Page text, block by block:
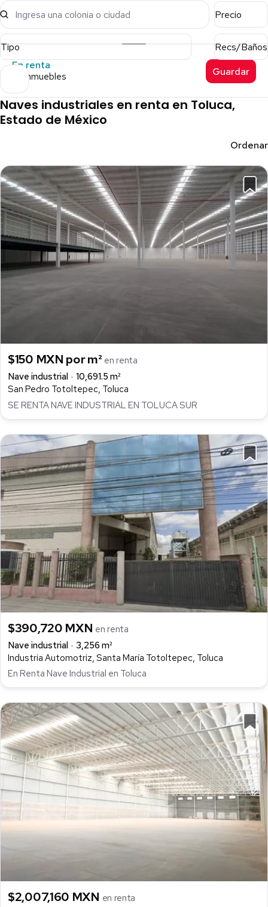
Ingresa una colonia o ciudad Precio
Tipo
Recs/Baños
En renta
85 inmuebles Guardar
Naves industriales en renta en Toluca,
Estado de México
Ordenar
$150 MXN por m² en renta
Nave industrial
10,691.5 m²
San Pedro Totoltepec, Toluca
SE RENTA NAVE INDUSTRIAL EN TOLUCA SUR
$390,720 MXN en renta
Nave industrial
3,256 m²
Industria Automotriz, Santa María Totoltepec, Toluca
En Renta Nave Industrial en Toluca
$2,007,160 MXN en renta